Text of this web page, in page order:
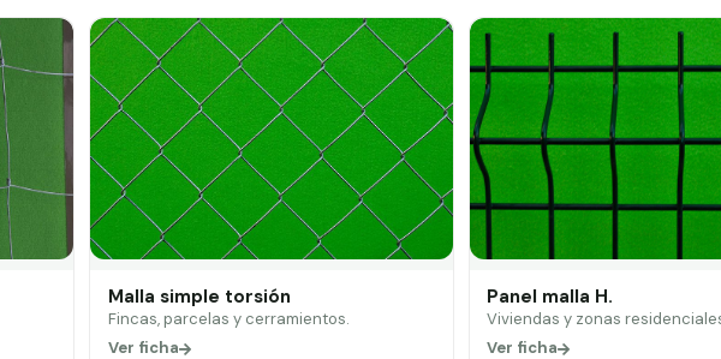
Malla simple torsión
Fincas, parcelas y cerramientos.
Ver ficha
Panel malla H.
Viviendas y zonas
Ver ficha